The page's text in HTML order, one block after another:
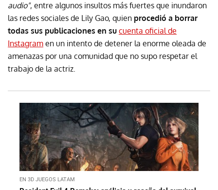
audio", entre algunos insultos más fuertes que inundaron
las redes sociales de Lily Gao, quien procedió a borrar
todas sus publicaciones en su cuenta oficial de
Instagram en un intento de detener la enorme oleada de
amenazas por una comunidad que no supo respetar el
trabajo de la actriz.
EN 3D JUEGOS LATAM